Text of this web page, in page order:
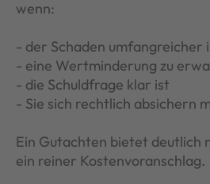
wenn:
- der Schaden umfangreicher
- eine Wertminderung zu
- die Schuldfrage klar ist
- Sie sich rechtlich absichern
Ein Gutachten bietet deutlich
ein reiner Kostenvoranschlag.